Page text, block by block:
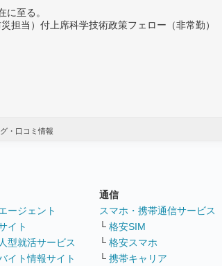
至る。
担当）付上席科学技術政策フェロー（非常勤）
・口コミ情報
ージェント
イト
型就活サービス
イト情報サイト
通信
スマホ・携帯通信サービス
└ 格安SIM
└ 格安スマホ
└ 携帯キャリア